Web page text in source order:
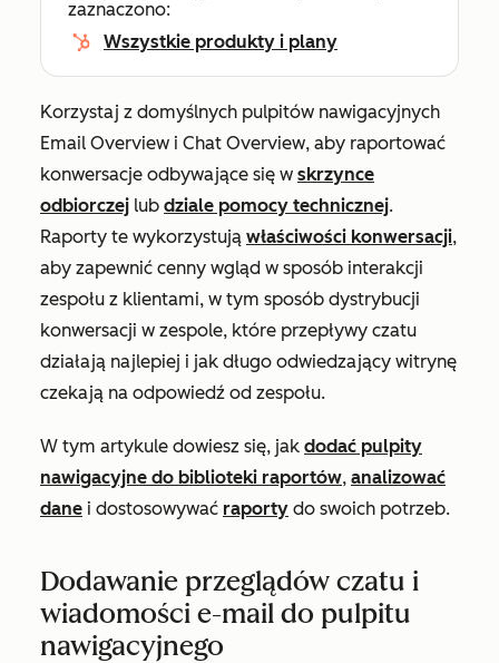
zaznaczono:
Wszystkie produkty i plany
Korzystaj z domyślnych pulpitów nawigacyjnych
Email Overview i Chat Overview, aby raportować
konwersacje odbywające się w skrzynce
odbiorczej lub dziale pomocy technicznej.
Raporty te wykorzystują właściwości konwersacji,
aby zapewnić cenny wgląd w sposób interakcji
zespołu z klientami, w tym sposób dystrybucji
konwersacji w zespole, które przepływy czatu
działają najlepiej i jak długo odwiedzający witrynę
czekają na odpowiedź od zespołu.
W tym artykule dowiesz się, jak dodać pulpity
nawigacyjne do biblioteki raportów, analizować
dane i dostosowywać raporty do swoich potrzeb.
Dodawanie przeglądów czatu i
wiadomości e-mail do pulpitu
nawigacyjnego